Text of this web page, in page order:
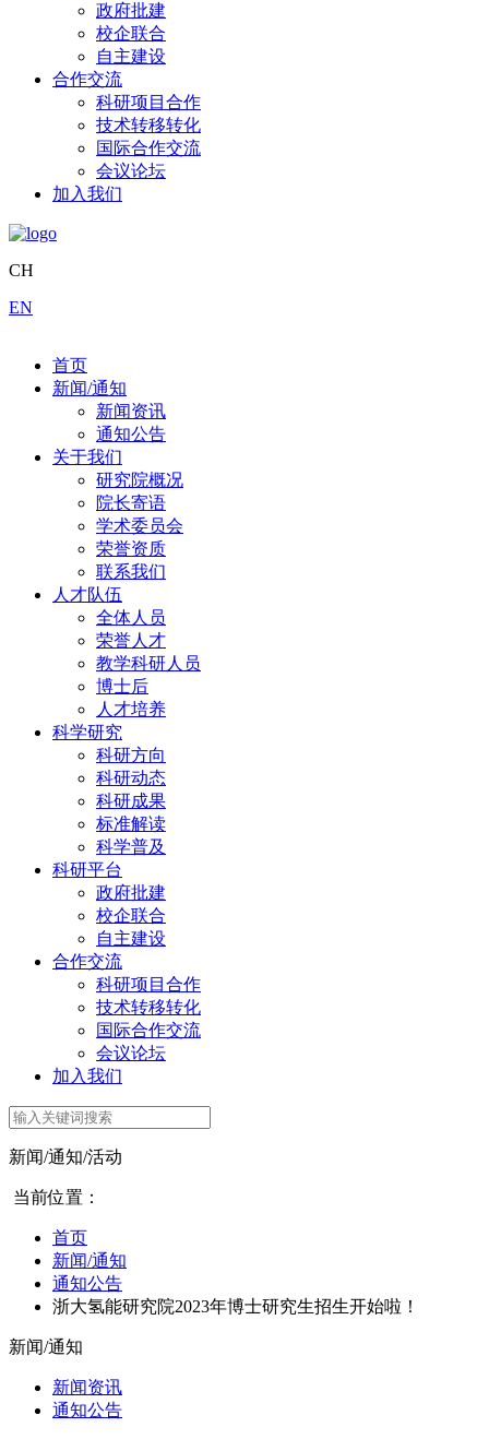
政府批建
校企联合
自主建设
合作交流
科研项目合作
技术转移转化
国际合作交流
会议论坛
加入我们
CH
EN
首页
新闻/通知
新闻资讯
通知公告
关于我们
研究院概况
院长寄语
学术委员会
荣誉资质
联系我们
人才队伍
全体人员
荣誉人才
教学科研人员
博士后
人才培养
科学研究
科研方向
科研动态
科研成果
标准解读
科学普及
科研平台
政府批建
校企联合
自主建设
合作交流
科研项目合作
技术转移转化
国际合作交流
会议论坛
加入我们
新闻/通知/活动
当前位置：
首页
新闻/通知
通知公告
浙大氢能研究院2023年博士研究生招生开始啦！
新闻/通知
新闻资讯
通知公告